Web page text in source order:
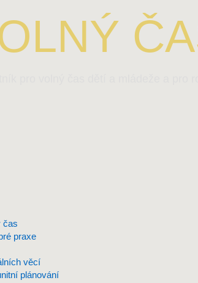
čas
praxe
věcí
plánování